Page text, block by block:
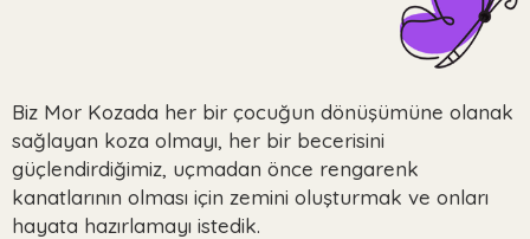
Biz Mor Kozada her bir çocuğun dönüşümüne olanak
sağlayan koza olmayı, her bir becerisini
güçlendirdiğimiz, uçmadan önce rengarenk
kanatlarının olması için zemini oluşturmak ve onları
hayata hazırlamayı istedik.